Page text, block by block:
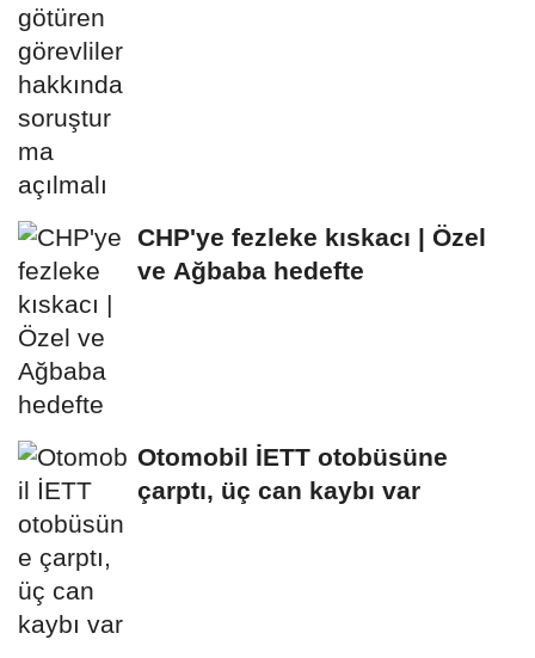
CHP'ye fezleke kıskacı | Özel
ve Ağbaba hedefte
Otomobil İETT otobüsüne
çarptı, üç can kaybı var